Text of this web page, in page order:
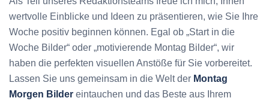
wertvolle Einblicke und Ideen zu präsentieren, wie Sie Ihre
Woche positiv beginnen können. Egal ob „Start in die
Woche Bilder“ oder „motivierende Montag Bilder“, wir
haben die perfekten visuellen Anstöße für Sie vorbereitet.
Lassen Sie uns gemeinsam in die Welt der Montag
Morgen Bilder eintauchen und das Beste aus Ihrem